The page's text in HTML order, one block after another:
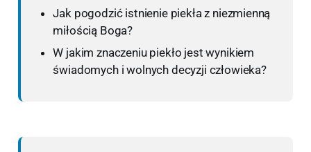
Jak pogodzić istnienie piekła z niezmienną
miłością Boga?
W jakim znaczeniu piekło jest wynikiem
świadomych i wolnych decyzji człowieka?